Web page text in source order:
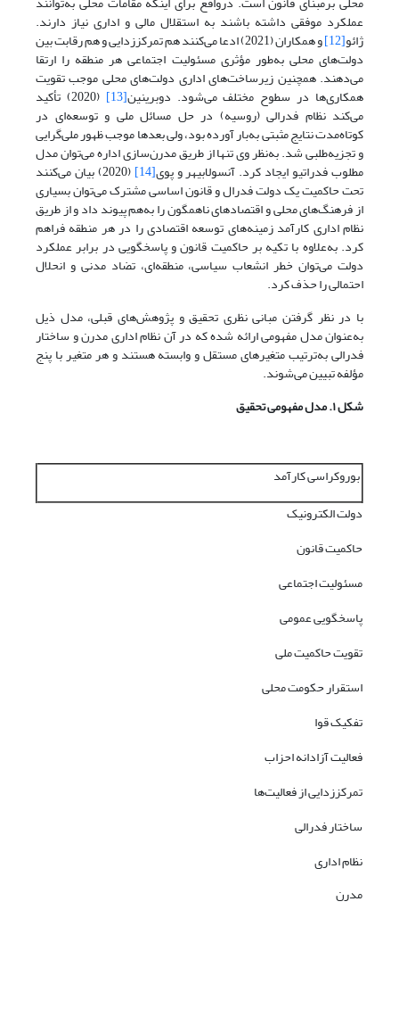
عملکرد موفقی داشته باشند به استقلال مالی و اداری نیاز دارند.
ژائو[12] و همکاران (2021) ادعا می‌کنند هم تمرکززدایی و هم رقابت بین
دولت‌های محلی به‌طور مؤثری مسئولیت اجتماعی هر منطقه را ارتقا
می‌دهند. همچنین زیرساخت‌های اداری دولت‌های محلی موجب تقویت
همکاری‌ها در سطوح مختلف می‌شود. دوبرینین[13] (2020) تأکید
می‌کند نظام فدرالی (روسیه) در حل مسائل ملی و توسعه‌ای در
کوتاه‌مدت نتایج مثبتی به‌بار آورده بود، ولی بعدها موجب ظهور ملی‌گرایی
و تجزیه‌طلبی شد. به‌نظر وی تنها از طریق مدرن‌سازی اداره می‌توان مدل
مطلوب فدراتیو ایجاد کرد. آنسولابیهر و پوی[14] (2020) بیان می‌کنند
تحت حاکمیت یک دولت فدرال و قانون اساسی مشترک می‌توان بسیاری
از فرهنگ‌های محلی و اقتصادهای ناهمگون را به‌هم پیوند داد و از طریق
نظام اداری کارآمد زمینه‌های توسعه اقتصادی را در هر منطقه فراهم
کرد. به‌علاوه با تکیه بر حاکمیت قانون و پاسخگویی در برابر عملکرد
دولت می‌توان خطر انشعاب سیاسی، منطقه‌ای، تضاد مدنی و انحلال
احتمالی را حذف کرد.
با در نظر گرفتن مبانی نظری تحقیق و پژوهش‌های قبلی، مدل ذیل
به‌عنوان مدل مفهومی ارائه شده که در آن نظام اداری مدرن و ساختار
فدرالی به‌ترتیب متغیرهای مستقل و وابسته هستند و هر متغیر با پنج
مؤلفه تبیین می‌شوند.
شکل ۱. مدل مفهومی تحقیق
بوروکراسی کارآمد
دولت الکترونیک
حاکمیت قانون
مسئولیت اجتماعی
پاسخگویی عمومی
تقویت حاکمیت ملی
استقرار حکومت محلی
تفکیک قوا
فعالیت آزادانه احزاب
تمرکززدایی از فعالیت‌ها
ساختار فدرالی
نظام اداری
مدرن